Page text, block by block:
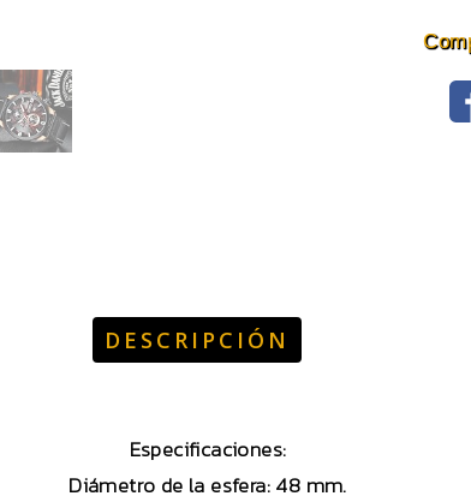
DESCRIPCIÓN
Especificaciones:
Diámetro de la esfera: 48 mm.